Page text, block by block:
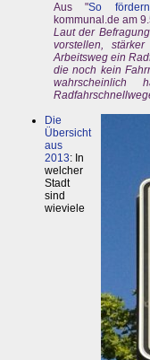
Aus "So
kommunal.de am
Laut der
vorstellen,
Arbeitsweg ein
die noch kein
Die
Übersicht
aus
2013: In
welcher
Stadt
sind
wieviele